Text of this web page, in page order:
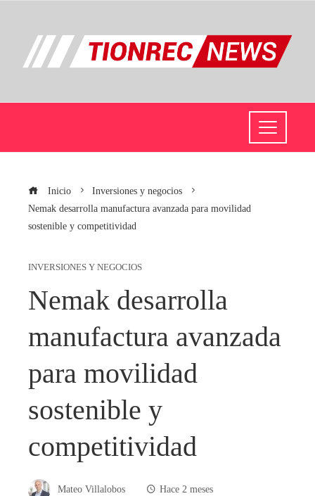
Inicio
Inversiones y negocios
Nemak desarrolla manufactura avanzada para movilidad
sostenible y competitividad
INVERSIONES Y NEGOCIOS
Nemak desarrolla
manufactura avanzada
para movilidad
sostenible y
competitividad
Mateo Villalobos Hace 2 meses